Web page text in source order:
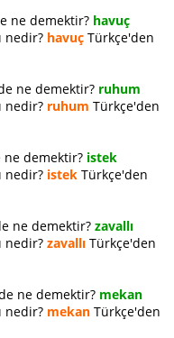
ne demektir? havuç
nedir? havuç Türkçe'den
ne demektir? ruhum
nedir? ruhum Türkçe'den
demektir? istek
nedir? istek Türkçe'den
ne demektir? zavallı
nedir? zavallı Türkçe'den
ne demektir? mekan
nedir? mekan Türkçe'den